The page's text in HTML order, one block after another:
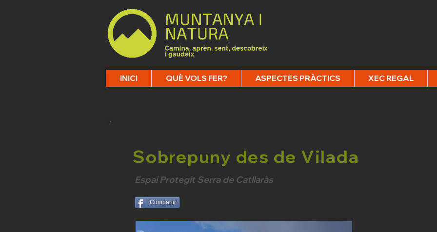
INICI QUÈ VOLS FER? ASPECTES PRÀCTICS XEC REGAL
Sobrepuny des de Vilada
Espai Protegit Serra de Catllaràs
Compartir